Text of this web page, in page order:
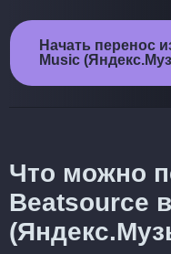
Начать перенос
Music
Что можно
Beatsource